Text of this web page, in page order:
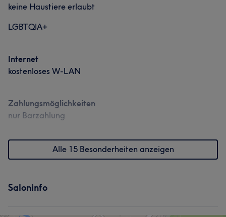
keine Haustiere erlaubt
LGBTQIA+
Internet
kostenloses W-LAN
Zahlungsmöglichkeiten
nur Barzahlung
Alle 15 Besonderheiten anzeigen
Saloninfo